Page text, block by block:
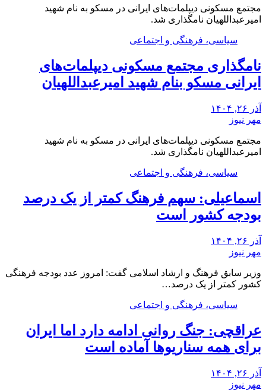
مجتمع مسکونی دیپلمات‌های ایرانی در مسکو به نام شهید
امیرعبداللهیان نامگذاری شد.
سیاسی، فرهنگی و اجتماعی
نامگذاری مجتمع مسکونی دیپلمات‌های
ایرانی مسکو بنام شهید امیرعبداللهیان
آذر ۲۶, ۱۴۰۴
مهر نیوز
مجتمع مسکونی دیپلمات‌های ایرانی در مسکو به نام شهید
امیرعبداللهیان نامگذاری شد.
سیاسی، فرهنگی و اجتماعی
اسماعیلی: سهم فرهنگ کمتر از یک درصد
بودجه کشور است
آذر ۲۶, ۱۴۰۴
مهر نیوز
وزیر سابق فرهنگ و ارشاد اسلامی گفت: امروز عدد بودجه فرهنگی
کشور کمتر از یک درصد…
سیاسی، فرهنگی و اجتماعی
عراقچی: جنگ روانی ادامه دارد اما ایران
برای همه سناریوها آماده است
آذر ۲۶, ۱۴۰۴
مهر نیوز